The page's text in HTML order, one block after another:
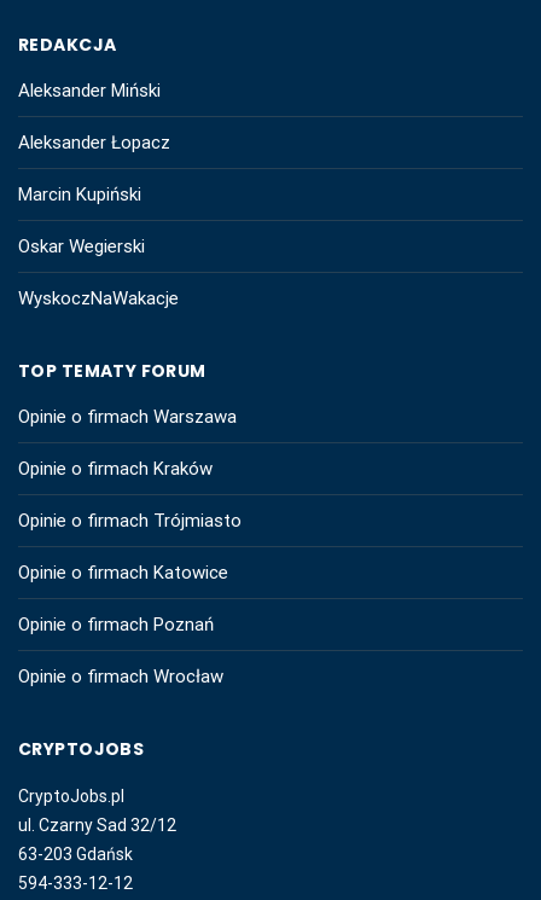
REDAKCJA
Aleksander Miński
Aleksander Łopacz
Marcin Kupiński
Oskar Wegierski
WyskoczNaWakacje
TOP TEMATY FORUM
Opinie o firmach Warszawa
Opinie o firmach Kraków
Opinie o firmach Trójmiasto
Opinie o firmach Katowice
Opinie o firmach Poznań
Opinie o firmach Wrocław
CRYPTOJOBS
CryptoJobs.pl
ul. Czarny Sad 32/12
63-203 Gdańsk
594-333-12-12